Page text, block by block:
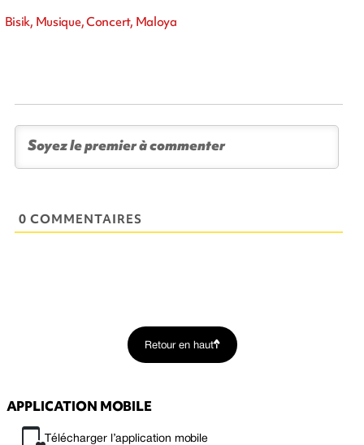
Bisik, Musique, Concert, Maloya
0 COMMENTAIRES
Retour en haut
APPLICATION MOBILE
Télécharger l’application mobile